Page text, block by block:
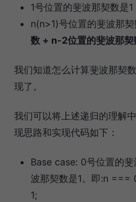
1号位置的斐波那契数是1
n(n>1)号位置的斐波那
数 + n-2位置的斐波那契
我们知道怎么计算斐波那契
现了。
我们可以将上述递归的理解
现思路和实现代码如下：
Base case: 0号位置的
波那契数是1。即:n
1;